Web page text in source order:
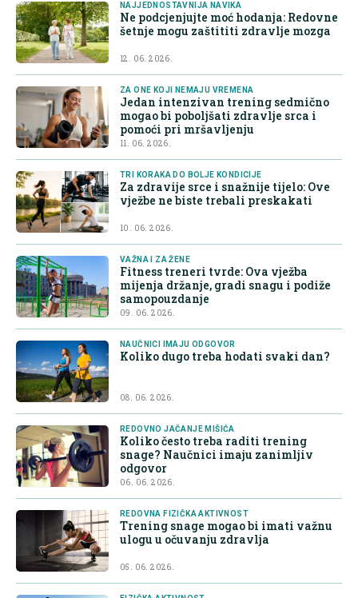
NAJJEDNOSTAVNIJA NAVIKA
Ne podcjenjujte moć hodanja: Redovne
šetnje mogu zaštititi zdravlje mozga
12. 06. 2026.
ZA ONE KOJI NEMAJU VREMENA
Jedan intenzivan trening sedmično
mogao bi poboljšati zdravlje srca i
pomoći pri mršavljenju
11. 06. 2026.
TRI KORAKA DO BOLJE KONDICIJE
Za zdravije srce i snažnije tijelo: Ove
vježbe ne biste trebali preskakati
10. 06. 2026.
VAŽNA I ZA ŽENE
Fitness treneri tvrde: Ova vježba
mijenja držanje, gradi snagu i podiže
samopouzdanje
09. 06. 2026.
NAUČNICI IMAJU ODGOVOR
Koliko dugo treba hodati svaki dan?
08. 06. 2026.
REDOVNO JAČANJE MIŠIĆA
Koliko često treba raditi trening
snage? Naučnici imaju zanimljiv
odgovor
06. 06. 2026.
REDOVNA FIZIČKA AKTIVNOST
Trening snage mogao bi imati važnu
ulogu u očuvanju zdravlja
05. 06. 2026.